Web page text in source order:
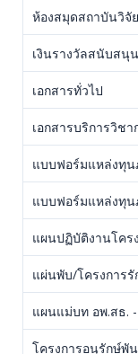
ห้องสมุดสถาบันวิ
เงินรางวัลสนับสนุ
เอกสารทั่วไป
เอกสารบริการวิชา
แบบฟอร์มแหล่งทุน
แบบฟอร์มแหล่งทุน
แผนปฏิบัติงานโคร
แผ่นพับ/โครงการรั
แผนแม่บท อพ.สธ.
โครงการอนุรักษ์พั